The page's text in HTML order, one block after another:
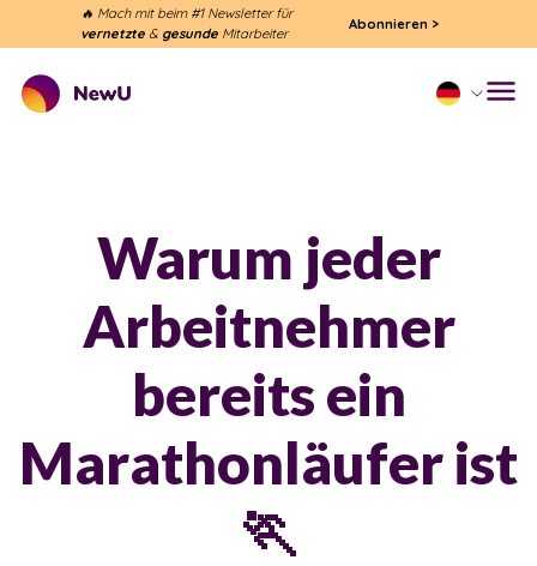
🔥 Mach mit beim #1 Newsletter für
vernetzte & gesunde Mitarbeiter
Abonnieren >
Warum jeder
Arbeitnehmer
bereits ein
Marathonläufer ist
🏃